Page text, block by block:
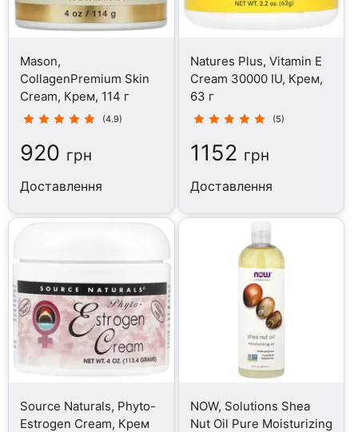
Mason,
CollagenPremium Skin
Cream, Крем, 114 г
(4.9)
920 грн
Доставлення
Natures Plus, Vitamin E
Cream 30000 IU, Крем,
63 г
(5)
1152 грн
Доставлення
Source Naturals, Phyto-
Estrogen Cream, Крем
NOW, Solutions Shea
Nut Oil Pure Moisturizing